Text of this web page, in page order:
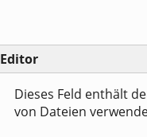
Editor
Dieses Feld enthält
von Dateien